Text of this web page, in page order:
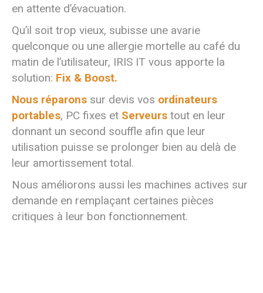
en attente d’évacuation.
Qu’il soit trop vieux, subisse une avarie
quelconque ou une allergie mortelle au café du
matin de l’utilisateur, IRIS IT vous apporte la
solution: Fix & Boost.
Nous réparons sur devis vos ordinateurs
portables, PC fixes et Serveurs tout en leur
donnant un second souffle afin que leur
utilisation puisse se prolonger bien au delà de
leur amortissement total.
Nous améliorons aussi les machines actives sur
demande en remplaçant certaines pièces
critiques à leur bon fonctionnement.